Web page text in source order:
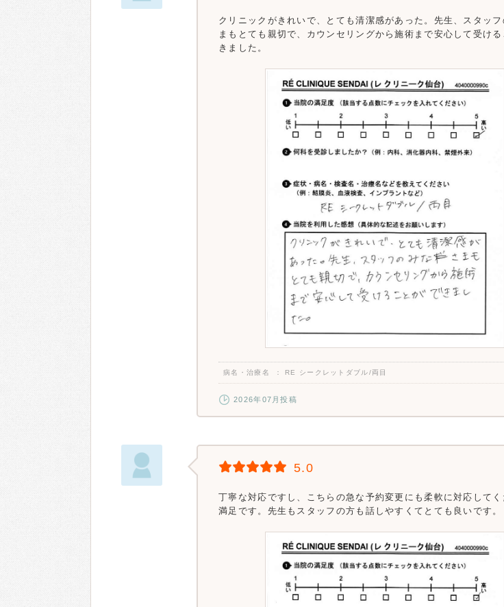
クリニックがきれいで、とても清潔感があった。先生、スタッフ
まもとても親切で、カウンセリングから施術まで安心して受け
きました。
病名・治療名 RE シークレットダブル/両目
2026年07月投稿
5.0
丁寧な対応ですし、こちらの急な予約変更にも柔軟に対応して
満足です。先生もスタッフの方も話しやすくてとても良いです。